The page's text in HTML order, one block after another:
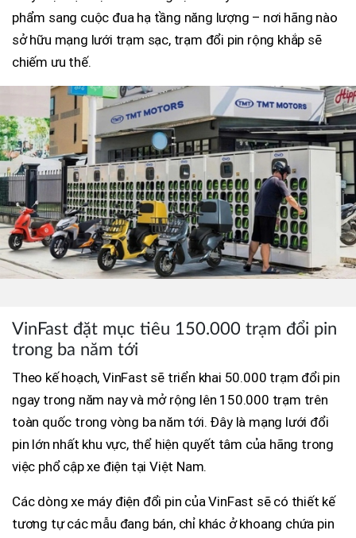
phẩm sang cuộc đua hạ tầng năng lượng – nơi hãng nào
sở hữu mạng lưới trạm sạc, trạm đổi pin rộng khắp sẽ
chiếm ưu thế.
VinFast đặt mục tiêu 150.000 trạm đổi pin
trong ba năm tới
Theo kế hoạch, VinFast sẽ triển khai 50.000 trạm đổi pin
ngay trong năm nay và mở rộng lên 150.000 trạm trên
toàn quốc trong vòng ba năm tới. Đây là mạng lưới đổi
pin lớn nhất khu vực, thể hiện quyết tâm của hãng trong
việc phổ cập xe điện tại Việt Nam.
Các dòng xe máy điện đổi pin của VinFast sẽ có thiết kế
tương tự các mẫu đang bán, chỉ khác ở khoang chứa pin